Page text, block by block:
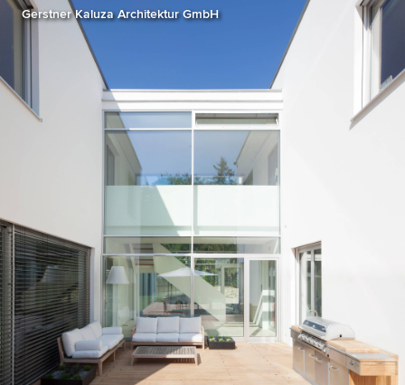
Gerstner Kaluza Architektur GmbH